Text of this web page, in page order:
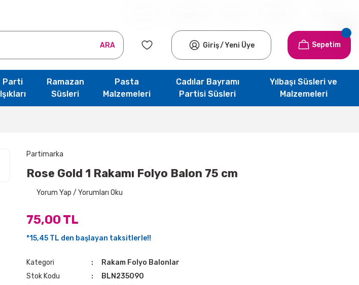
ARA Giriş/Yeni Üye Sepetim
Parti
Işıkları
Ramazan
Süsleri
Pasta
Malzemeleri
Cadılar Bayramı
Partisi Süsleri
Yılbaşı Süsleri ve
Malzemeleri
Partimarka
Rose Gold 1 Rakamı Folyo Balon 75 cm
Yorum Yap / Yorumları Oku
75,00 TL
*15,45 TL den başlayan taksitlerle!!
Kategori
Rakam Folyo Balonlar
Stok Kodu
BLN235090